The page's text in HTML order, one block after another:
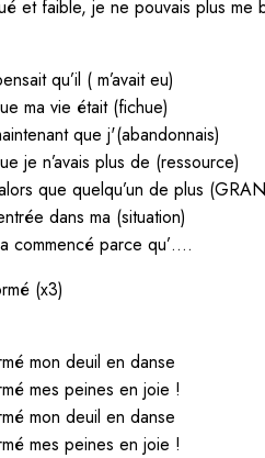
et faible, je ne pouvais plus me
qu’il ( m’avait eu)
ma vie était (fichue)
que j'(abandonnais)
je n’avais plus de (ressource)
que quelqu’un de plus
dans ma (situation)
commencé parce qu’….
(x3)
mon deuil en danse
mes peines en joie !
mon deuil en danse
mes peines en joie !